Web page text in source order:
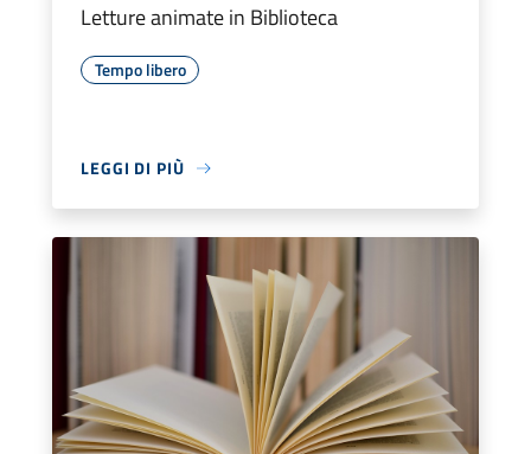
Letture animate in Biblioteca
Tempo libero
LEGGI DI PIÙ